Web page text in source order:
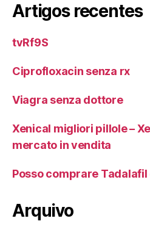
Artigos recentes
tvRf9S
Ciprofloxacin senza rx
Viagra senza dottore
Xenical migliori pillole –
mercato in vendita
Posso comprare Tadalafil
Arquivo